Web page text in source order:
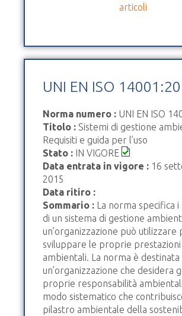
articoli
UNI EN ISO
Norma numero : UNI EN ISO
Titolo : Sistemi di gestione
Requisiti e guida per l’uso
Stato : IN VIGORE
Data entrata in vigore : 16
2015
Data ritiro :
Sommario : La norma specifica i
di un sistema di gestione
un’organizzazione può utilizzare
sviluppare le proprie prestazioni
ambientali. La norma è destinata
un’organizzazione che desidera
proprie responsabilità
modo sistematico che
pilastro ambientale della